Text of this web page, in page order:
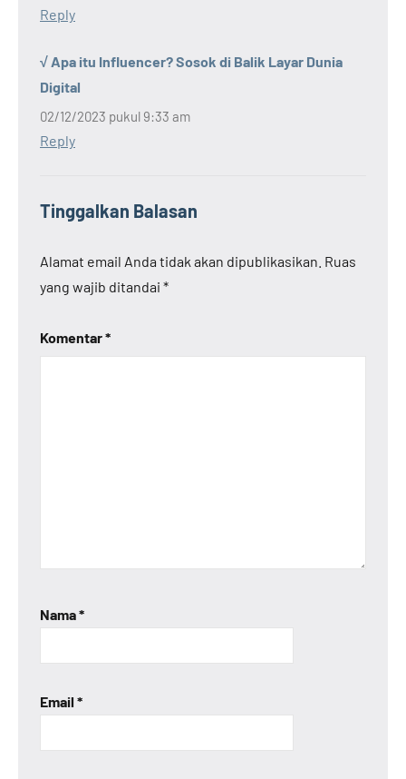
Reply
√ Apa itu Influencer? Sosok di Balik Layar Dunia
Digital
02/12/2023 pukul 9:33 am
Reply
Tinggalkan Balasan
Alamat email Anda tidak akan dipublikasikan. Ruas
yang wajib ditandai *
Komentar*
Nama*
Email *